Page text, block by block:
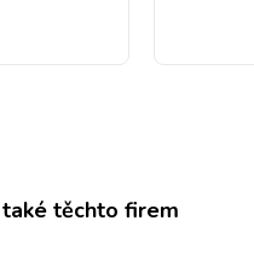
těchto firem